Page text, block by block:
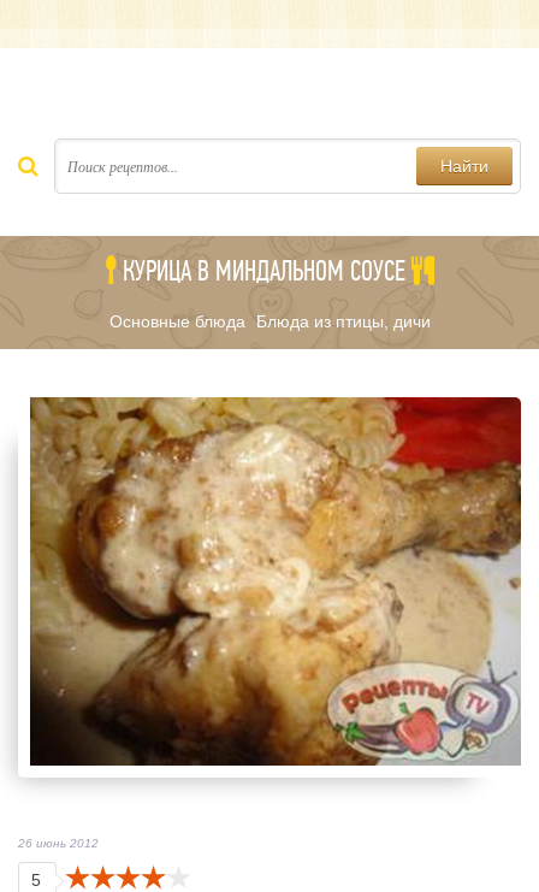
Найти
КУРИЦА В МИНДАЛЬНОМ СОУСЕ
Основные блюда/ Блюда из птицы, дичи
26 июнь 2012
5